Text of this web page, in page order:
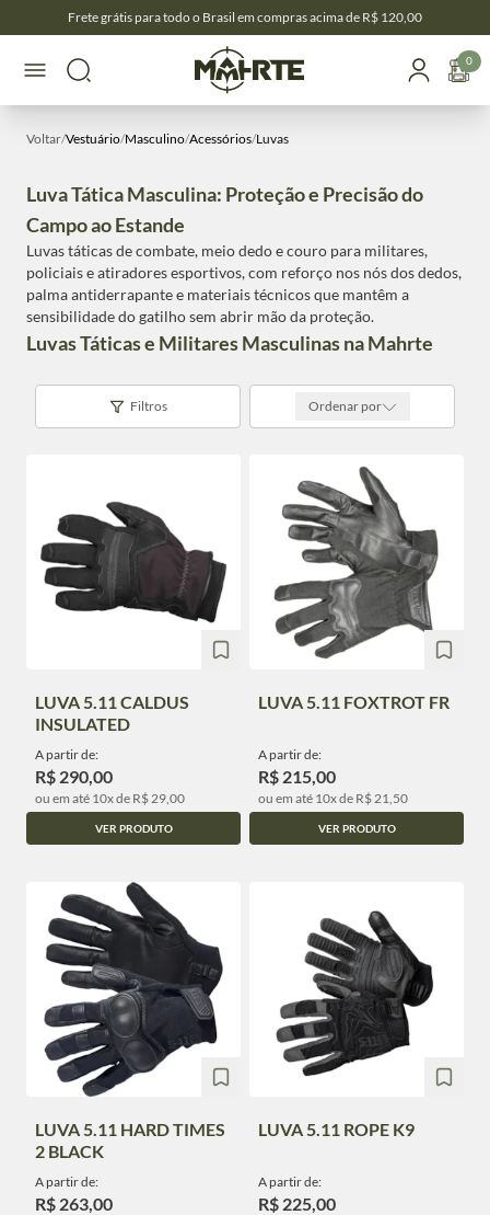
Frete grátis para todo o Brasil em compras acima de R$ 120,00
0
Voltar/Vestuário/Masculino/Acessórios/Luvas
Luva Tática Masculina: Proteção e Precisão do
Campo ao Estande
Luvas táticas de combate, meio dedo e couro para militares,
policiais e atiradores esportivos, com reforço nos nós dos dedos,
palma antiderrapante e materiais técnicos que mantêm a
sensibilidade do gatilho sem abrir mão da proteção.
Luvas Táticas e Militares Masculinas na Mahrte
Filtros Ordenar por
LUVA 5.11 CALDUS
INSULATED
A partir de:
R$ 290,00
ou em até 10x de R$ 29,00
VER PRODUTO
LUVA 5.11 FOXTROT FR
A partir de:
R$ 215,00
ou em até 10x de R$ 21,50
VER PRODUTO
LUVA 5.11 HARD TIMES
2 BLACK
A partir de:
R$ 263,00
LUVA 5.11 ROPE K9
A partir de:
R$ 225,00